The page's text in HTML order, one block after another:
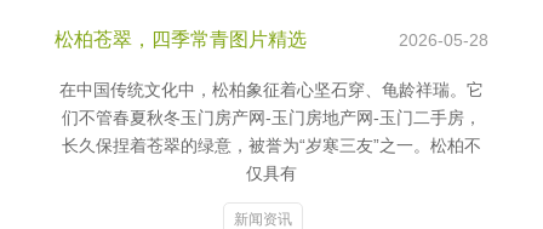
松柏苍翠，四季常青图片精选 2026-05-28
在中国传统文化中，松柏象征着心坚石穿、龟龄祥瑞。它
们不管春夏秋冬玉门房产网-玉门房地产网-玉门二手房，
长久保捏着苍翠的绿意，被誉为“岁寒三友”之一。松柏不
仅具有
新闻资讯